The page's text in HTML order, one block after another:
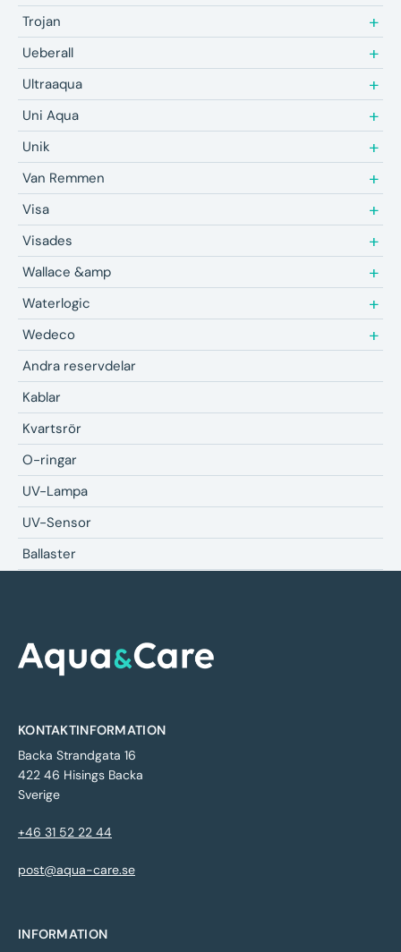
Andra reservdelar
Kablar
Kvartsrör
O-ringar
UV-Lampa
UV-Sensor
Ballaster
Trojan
Ueberall
Ultraaqua
Uni Aqua
Unik
Van Remmen
Visa
Visades
Wallace &amp
Waterlogic
Wedeco
KONTAKTINFORMATION
Backa Strandgata 16
422 46 Hisings Backa
Sverige
+46 31 52 22 44
post@aqua-care.se
INFORMATION